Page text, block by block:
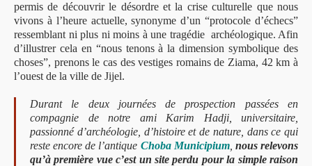
permis de découvrir le désordre et la crise culturelle que nous
vivons à l’heure actuelle, synonyme d’un “protocole d’échecs”
ressemblant ni plus ni moins à une tragédie archéologique. Afin
d’illustrer cela en “nous tenons à la dimension symbolique des
choses”, prenons le cas des vestiges romains de Ziama, 42 km à
l’ouest de la ville de Jijel.
Durant le deux journées de prospection passées en
compagnie de notre ami Karim Hadji, universitaire,
passionné d’archéologie, d’histoire et de nature, dans ce qui
reste encore de l’antique Choba Municipium, nous relevons
qu’à première vue c’est un site perdu pour la simple raison